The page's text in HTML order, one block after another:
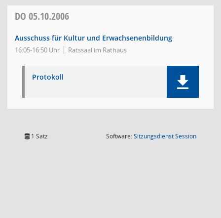
DO 05.10.2006
Ausschuss für Kultur und Erwachsenenbildung
16:05-16:50 Uhr Ratssaal im Rathaus
Protokoll
1 Satz Software:SitzungsdienstSession(Wird in